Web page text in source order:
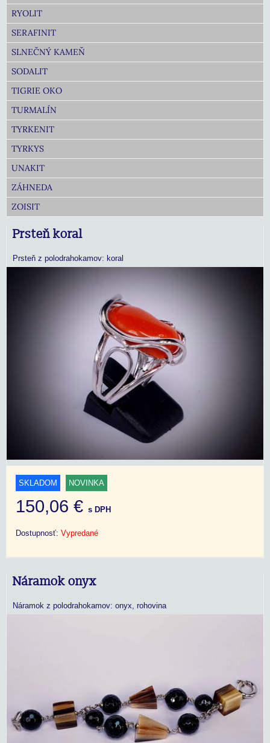
RYOLIT
SERAFINIT
SLNEČNÝ KAMEŇ
SODALIT
TIGRIE OKO
TURMALÍN
TYRKENIT
TYRKYS
UNAKIT
ZÁHNEDA
ZOISIT
Prsteň koral
Prsteň z polodrahokamov: koral
SKLADOM NOVINKA
150,06 € s DPH
Dostupnosť: Vypredané
Náramok onyx
Náramok z polodrahokamov: onyx, rohovina